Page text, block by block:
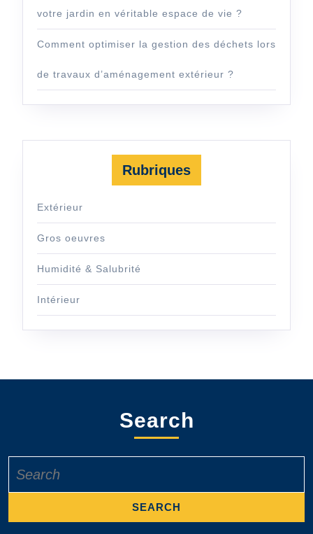
votre jardin en véritable espace de vie ?
Comment optimiser la gestion des déchets lors
de travaux d’aménagement extérieur ?
Rubriques
Extérieur
Gros oeuvres
Humidité & Salubrité
Intérieur
Search
for: